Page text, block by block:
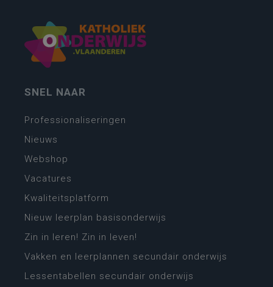
SNEL NAAR
Professionaliseringen
Nieuws
Webshop
Vacatures
Kwaliteitsplatform
Nieuw leerplan basisonderwijs
Zin in leren! Zin in leven!
Vakken en leerplannen secundair onderwijs
Lessentabellen secundair onderwijs